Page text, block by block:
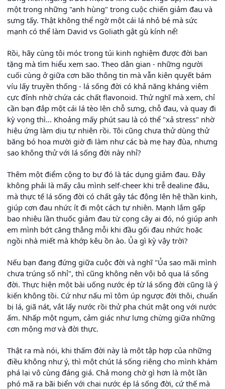
một trong những "anh hùng" trong cuộc chiến giảm đau và
sưng tấy. Thật không thể ngờ một cái lá nhỏ bé mà sức
mạnh có thể làm David vs Goliath gật gù kính nể!
Rồi, hãy cùng tôi móc trong túi kinh nghiệm được đời ban
tặng mà tìm hiểu xem sao. Theo dân gian - những người
cuối cùng ở giữa cơn bão thông tin mà vẫn kiên quyết bám
víu lấy truyền thống - lá sống đời có khả năng kháng viêm
cực đỉnh nhờ chứa các chất flavonoid. Thử nghĩ mà xem, chỉ
cần bạn đắp một cái lá tèo lên chỗ sưng, chỗ đau, và quay đi
kỳ vọng thì... Khoảng mấy phút sau là có thể "xả stress" nhờ
hiệu ứng làm dịu tự nhiên rồi. Tôi cũng chưa thử dùng thử
băng bó hoa mười giờ đi làm như các bà mẹ hay đùa, nhưng
sao không thử với lá sống đời này nhỉ?
Thêm một điểm cộng to bự đó là tác dụng giảm đau. Đây
không phải là mấy câu mình self-cheer khi trễ dealine đâu,
mà thực tế lá sống đời có chất gây tác động lên hệ thần kinh,
giúp cơn đau nhức ít đi một cách tự nhiên. Mạnh lắm gấp
bao nhiêu lần thuốc giảm đau từ cọng cây ai đó, nó giúp anh
em mình bớt căng thẳng mỗi khi đầu gối đau nhức hoặc
ngồi nhà miết mà khớp kêu ồn ào. Ủa gì kỳ vậy trời?
Nếu bạn đang đứng giữa cuộc đời và nghĩ "Ủa sao mãi mình
chưa trúng số nhỉ", thì cũng không nên vội bỏ qua lá sống
đời. Thực hiện một bài uống nước ép từ lá sống đời cũng là ý
kiến không tồi. Cứ như nấu mì tôm úp ngược đời thôi, chuẩn
bị lá, giã nát, vắt lấy nước rồi thử pha chút mật ong với nước
ấm. Nhấp một ngụm, cảm giác như lưng chừng giữa những
cơn mộng mơ và đời thực.
Thật ra mà nói, khi thấm đời này là một tập hợp của những
điều không như ý, thì một chút lá sống riêng cho mình khám
phá lại vô cùng đáng giá. Chả mong chờ gì hơn là một lần
phó mã ra bãi biển với chai nước ép lá sống đời, cứ thế mà